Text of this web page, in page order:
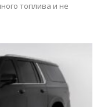
топлива и не